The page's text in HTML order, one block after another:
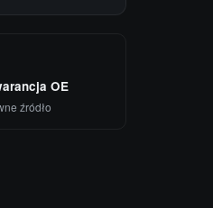
OE
źródło